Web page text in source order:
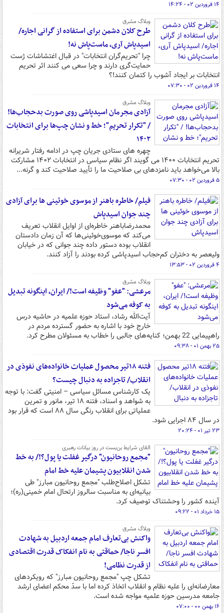
۱۴ فروردین ۰۲ - ۱۴:۲۴
وبلاگ مشرق
طرح کلان دشمن برای استفاده از گرانی اجاره/
اسیدپاش آری، ماست‌پاش نه!
چرا "تحریم‌گران انتخابات" در قبال اغتشاشات ژست
حمایت‌گری دارند و چرا سعی می کنند اثر تحریم
انتخابات بر ایجاد آشوب را کتمان کنند!؟
۱۴ فروردین ۰۲ - ۰۷:۳۰
وبلاگ مشرق
آزادی مجرمان اسیدپاشی روی صورت بدحجاب‌ها!
/ "تکرار تحریم"؛ خط و نشان چپ‌ها برای انتخابات
۱۴۰۲
چهره های ستادی جریان چپ در ادامه رفتار شریرانه
تحریم انتخابات ۱۴۰۰ می گویند اگر نظام سیاسی در انتخابات ۱۴۰۲ مشارکت
بالا می‌خواهد باید نامزدهای بی صلاحیت ما را تأیید صلاحیت کند و گرنه...
۵ فروردین ۰۲ - ۰۷:۳۰
فیلم/ خاطره باهنر از موسوی خوئینی ها برای آزادی
چند جوان اسیدپاش
محمدرضاباهنر خاطره‌ای از اوایل انقلاب تعریف
می‌کند که موسوی‌خوئینی‌ها که آن زمان دادستان
انقلاب بوده دستور داده چند جوانی که در خیابان
ولیعصر به دختران کم‌حجاب اسیدپاشی کرده بودند را آزاد کنند.
۴ فروردین ۰۲ - ۱۳:۵۳
وبلاگ مشرق
مرعشی: "عفو" وظیفه است!/ ایران، اینگونه تبدیل
به کوفه می‌شود
آیت‌الله رشاد، استاد حوزه علمیه در حاشیه درس
خارج خود با اشاره به حضور گسترده مردم در
راهپیمایی 22 بهمن؛ کنایه‌های جالبی را خطاب به مسئولان مطرح کرد.
۲۵ بهمن ۰۱ - ۰۹:۳۸
فتنه ۱۸تیر محصول عملیات خانواده‌های نفوذی در
انقلاب/ تاجزاده به دنبال چیست؟
یک کارشناس مسائل سیاسی – امنیتی گفت: با توجه
به شواهد و اسناد، فتنه ۱۸ تیر، مانور و تمرین
عملیاتی برای انقلاب رنگی سال ۸۸ است که قرار بود
در سال ۸۴ اجرایی شود.
۲۳ تیر ۰۱ - ۲۰:۲۴
القای شرایط بن‌بست در روز بیانات رهبری
"مجمع روحانیون" درگیر غفلت یا پول؟!/ به خط
شدن انقلابیون پشیمان علیه خط امام
تشکل اصلاح‌طلب "مجمع روحانیون مبارز" طی
بیانیه‌ای به مناسبت سالروز ارتحال امام خمینی(ره)؛
آینده کشور را وحشتناک توصیف کرد.
۱۵ خرداد ۰۱ - ۰۹:۲۲
وبلاگ مشرق
واکنش بی‌تعارف امام جمعه اردبیل به شهادت
افسر ناجا/ حماقتی به نام انفکاک قدرت اقتصادی
از قدرت نظامی!
تشکل چپ "مجمع روحانیون مبارز" که رویکردهای
معارضانه‌ای را علیه نظام و انقلاب اتخاذ کرده اما با سدّ محکم اعضای ارشد
جامعه مدرسین حوزه علمیه مواجه شده است.
۱۶ بهمن ۰۰ - ۰۷:۰۰